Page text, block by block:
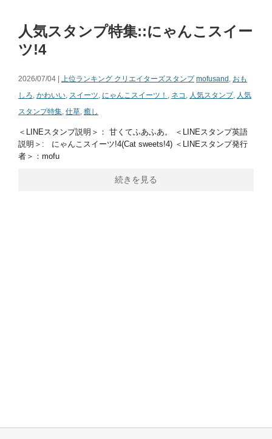
人気スタンプ特集::にゃんこスイー
ツ!4
2026/07/04 | 上位ランキング クリエイターズスタンプ mofusand , おも
しろ, かわいい, スイーツ, にゃんこスイーツ！ , ネコ , 人気スタンプ, 人気
スタンプ特集, 仕草, 癒し
＜LINEスタンプ説明＞： 甘くてふあふあ。 ＜LINEスタンプ英語
説明＞: にゃんこスイーツ!4(Cat sweets!4) ＜LINEスタンプ発行
者＞：mofu
続きを見る